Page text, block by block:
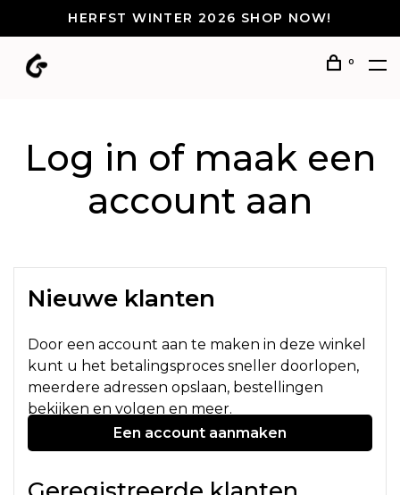
HERFST WINTER 2026 SHOP NOW!
0
Log in of maak een
account aan
Nieuwe klanten
Door een account aan te maken in deze winkel
kunt u het betalingsproces sneller doorlopen,
meerdere adressen opslaan, bestellingen
bekijken en volgen en meer.
Een account aanmaken